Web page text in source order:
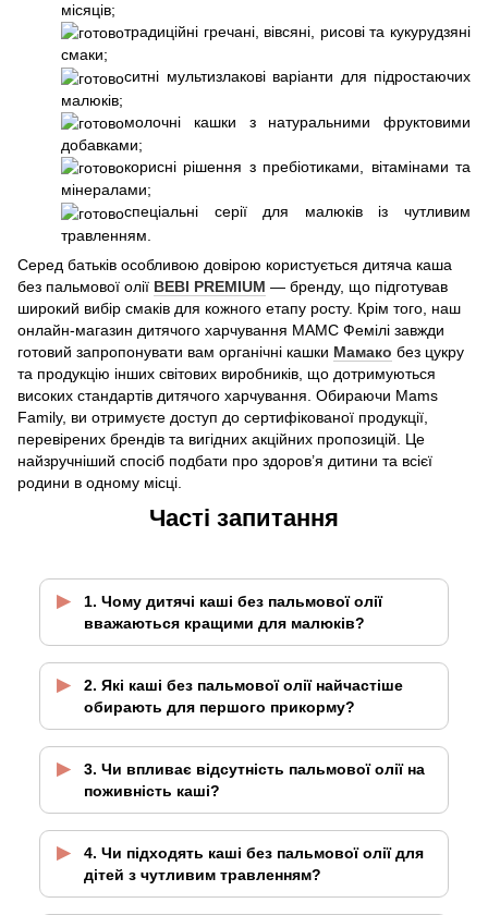
місяців;
традиційні гречані, вівсяні, рисові та кукурудзяні
смаки;
ситні мультизлакові варіанти для підростаючих
малюків;
молочні кашки з натуральними фруктовими
добавками;
корисні рішення з пребіотиками, вітамінами та
мінералами;
спеціальні серії для малюків із чутливим
травленням.
Серед батьків особливою довірою користується дитяча каша
без пальмової олії BEBI PREMIUM — бренду, що підготував
широкий вибір смаків для кожного етапу росту. Крім того, наш
онлайн-магазин дитячого харчування МАМС Фемілі завжди
готовий запропонувати вам органічні кашки Мамако без цукру
та продукцію інших світових виробників, що дотримуються
високих стандартів дитячого харчування. Обираючи Mams
Family, ви отримуєте доступ до сертифікованої продукції,
перевірених брендів та вигідних акційних пропозицій. Це
найзручніший спосіб подбати про здоров’я дитини та всієї
родини в одному місці.
Часті запитання
1. Чому дитячі каші без пальмової олії
вважаються кращими для малюків?
2. Які каші без пальмової олії найчастіше
обирають для першого прикорму?
3. Чи впливає відсутність пальмової олії на
поживність каші?
4. Чи підходять каші без пальмової олії для
дітей з чутливим травленням?